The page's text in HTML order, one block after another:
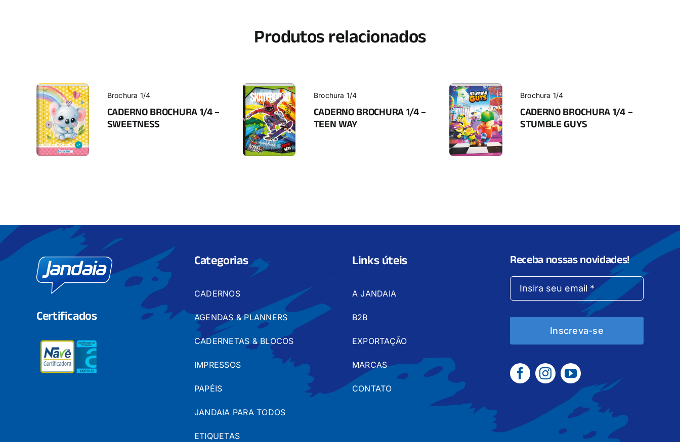
Produtos relacionados
Brochura 1/4
CADERNO BROCHURA 1/4 –
SWEETNESS
Brochura 1/4
CADERNO BROCHURA 1/4 –
TEEN WAY
Brochura 1/4
CADERNO BROCHURA 1/4 –
STUMBLE GUYS
Certificados
Categorias
CADERNOS
AGENDAS & PLANNERS
CADERNETAS & BLOCOS
IMPRESSOS
PAPÉIS
JANDAIA PARA TODOS
ETIQUETAS
Links úteis
A JANDAIA
B2B
EXPORTAÇÃO
MARCAS
CONTATO
Receba nossas novidades!
Inscreva-se